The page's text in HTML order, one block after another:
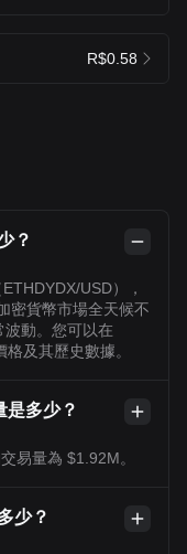
R$0.58
？
USD），
密貨幣市場全天候不
波動。您可以在
及其歷史數據。
多少？
易量為 $1.92M。
少？